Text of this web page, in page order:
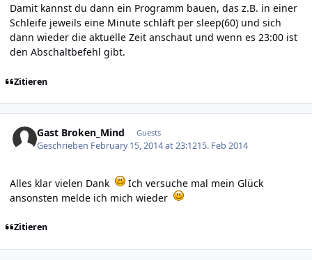
Damit kannst du dann ein Programm bauen, das z.B. in einer
Schleife jeweils eine Minute schläft per sleep(60) und sich
dann wieder die aktuelle Zeit anschaut und wenn es 23:00 ist
den Abschaltbefehl gibt.
Zitieren
Gast Broken_Mind Guests
Geschrieben February 15, 2014 at 23:1215. Feb 2014
Alles klar vielen Dank
Ich versuche mal mein Glück
ansonsten melde ich mich wieder
Zitieren